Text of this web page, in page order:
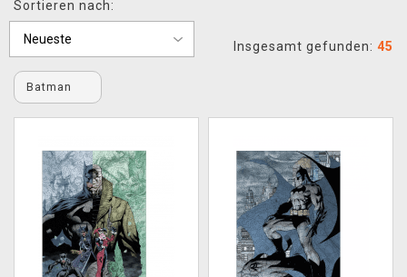
XZONE CLUB
Sortieren nach:
Insgesamt gefunden: 45
Batman